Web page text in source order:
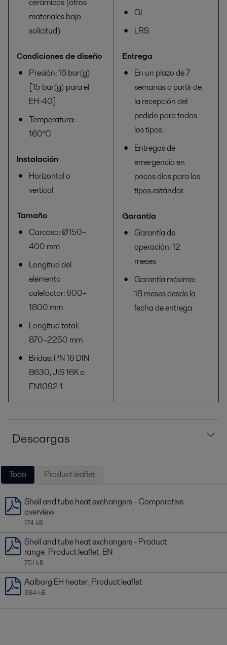
materiales bajo
solicitud)
Condiciones de diseño
Presión: 16 bar(g)
[15 bar(g) para el
EH-40]
Temperatura:
160°C
Instalación
Horizontal o
vertical
Tamaño
Carcasa: Ø150–
400 mm
Longitud del
elemento
calefactor: 600–
1800 mm
Longitud total:
870–2250 mm
Bridas: PN 16 DIN
8630, JIS 16K o
EN1092-1
GL
LRS
Entrega
En un plazo de 7
semanas a partir de
la recepción del
pedido para todos
los tipos.
Entregas de
emergencia en
pocos días para los
tipos estándar.
Garantía
Garantía de
operación: 12
meses
Garantía máxima:
18 meses desde la
fecha de entrega
Descargas
Todo Product leaflet
Shell and tube heat exchangers - Comparative
overview
174 kB
Shell and tube heat exchangers - Product
range_Product leaflet_EN
751 kB
Aalborg EH heater_Product leaflet
384 kB